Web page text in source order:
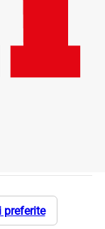
preferite